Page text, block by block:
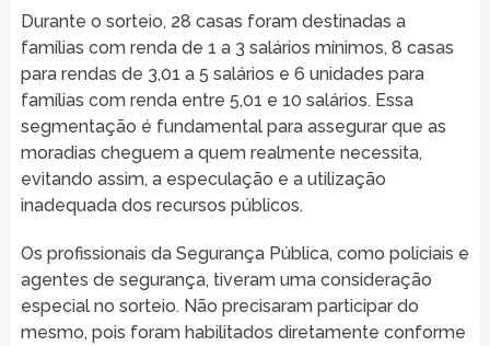
Durante o sorteio, 28 casas foram destinadas a
famílias com renda de 1 a 3 salários mínimos, 8 casas
para rendas de 3,01 a 5 salários e 6 unidades para
famílias com renda entre 5,01 e 10 salários. Essa
segmentação é fundamental para assegurar que as
moradias cheguem a quem realmente necessita,
evitando assim, a especulação e a utilização
inadequada dos recursos públicos.
Os profissionais da Segurança Pública, como policiais e
agentes de segurança, tiveram uma consideração
especial no sorteio. Não precisaram participar do
mesmo, pois foram habilitados diretamente conforme